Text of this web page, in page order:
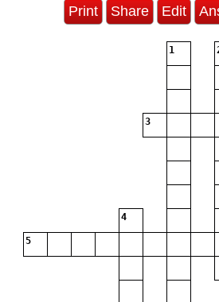
Print Share Edit
1
3
4
5